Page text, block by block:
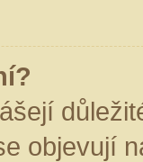
objevují